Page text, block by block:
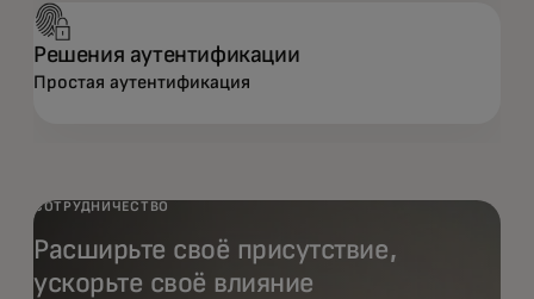
Решения аутентификации
Простая аутентификация
СОТРУДНИЧЕСТВО
Расширьте своё присутствие,
ускорьте своё влияние